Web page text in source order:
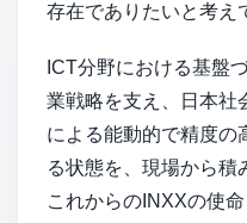
存在でありたいと考え
ICT分野における基盤
業戦略を支え、日本社
による能動的で精度の
る状態を、現場から積
これからのINXXの使